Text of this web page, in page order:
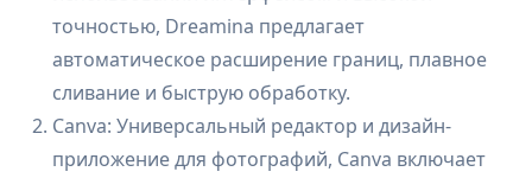
точностью, Dreamina предлагает
автоматическое расширение границ, плавное
сливание и быструю обработку.
Canva: Универсальный редактор и дизайн-
приложение для фотографий, Canva включает